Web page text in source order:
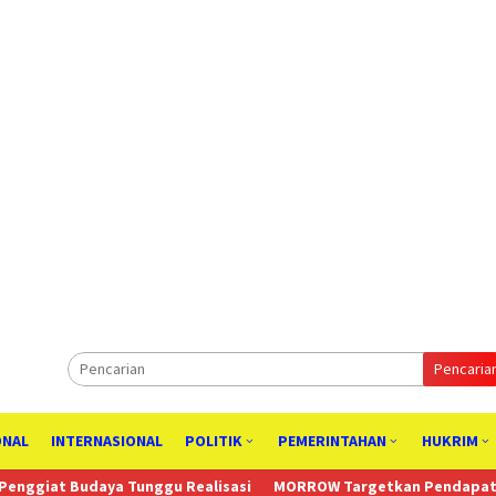
INTERNASIONAL POLITIK PEMERINTAHAN HUKRIM
Realisasi MORROW Targetkan Pendapatan Tahunan